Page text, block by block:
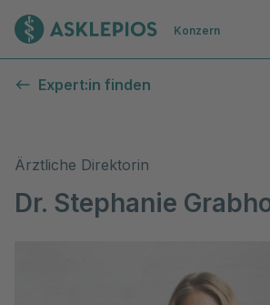
Zur Startseite
Konzern
Expert:in finden
Ärztliche Direktorin
Dr. Stephanie